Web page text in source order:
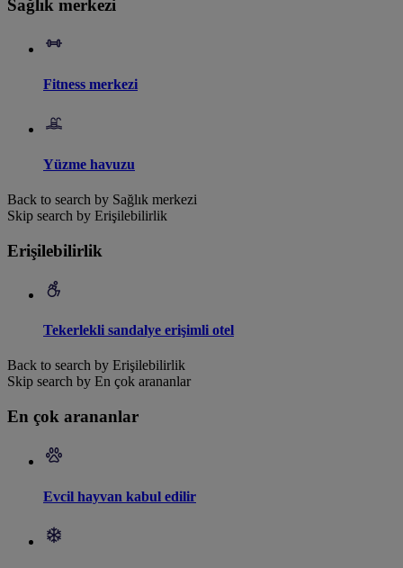
Sağlık merkezi
Fitness merkezi
Yüzme havuzu
Back to search by Sağlık merkezi
Skip search by Erişilebilirlik
Erişilebilirlik
Tekerlekli sandalye erişimli otel
Back to search by Erişilebilirlik
Skip search by En çok arananlar
En çok arananlar
Evcil hayvan kabul edilir